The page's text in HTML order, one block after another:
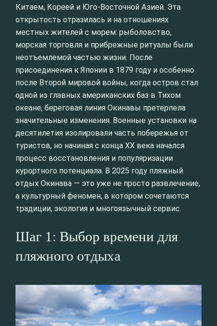
Китаем, Кореей и Юго-Восточной Азией. Эта
открытость отразилась и на отношениях
местных жителей с морем: рыболовство,
морская торговля и прибрежные ритуалы были
неотъемлемой частью жизни. После
присоединения к Японии в 1879 году и особенно
после Второй мировой войны, когда остров стал
одной из главных американских баз в Тихом
океане, береговая линия Окинавы претерпела
значительные изменения. Военные установки на
десятилетия изолировали часть побережья от
туристов, но начиная с конца XX века начался
процесс восстановления и популяризации
курортного потенциала. В 2025 году пляжный
отдых Окинава — это уже не просто развлечение,
а культурный феномен, в котором сочетаются
традиции, экология и многоязычный сервис.
Шаг 1: Выбор времени для
пляжного отдыха